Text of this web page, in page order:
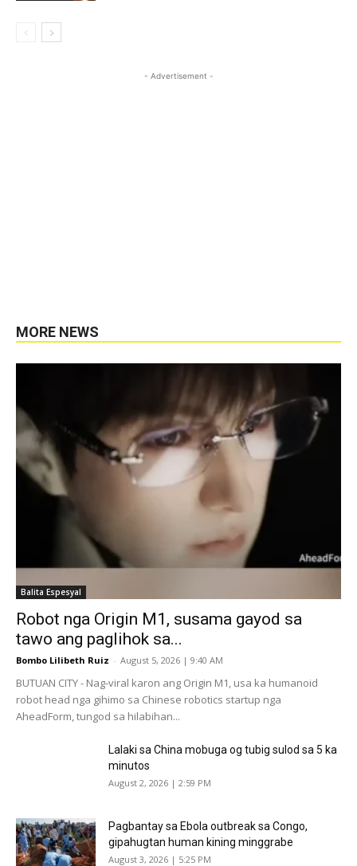
- Advertisement -
MORE NEWS
Balita Espesyal
Robot nga Origin M1, susama gayod sa
tawo ang paglihok sa...
Bombo Lilibeth Ruiz - August 5, 2026 | 9:40 AM
BUTUAN CITY - Nag-viral karon ang Origin M1, usa ka humanoid
robot head nga gihimo sa Chinese robotics startup nga
AheadForm, tungod sa hilabihan...
Lalaki sa China mobuga og tubig sulod sa 5 ka
minutos
August 2, 2026 | 2:59 PM
Pagbantay sa Ebola outbreak sa Congo,
gipahugtan human kining minggrabe
August 3, 2026 | 5:25 PM